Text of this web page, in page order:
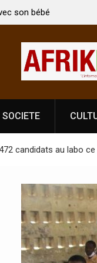
Singh à
Côte
SOCIETE
candidats au labo